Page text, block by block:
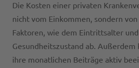
Die Kosten einer privaten
nicht vom Einkommen, sondern
Faktoren, wie dem Eintrittsalter
Gesundheitszustand ab. Außerdem
ihre monatlichen Beiträge aktiv